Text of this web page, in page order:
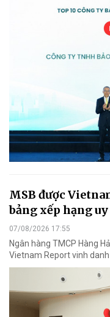
MSB được
bảng xếp hạng
07/08/2026 17:55
Ngân hàng TMCP Hàng
Vietnam Report vinh